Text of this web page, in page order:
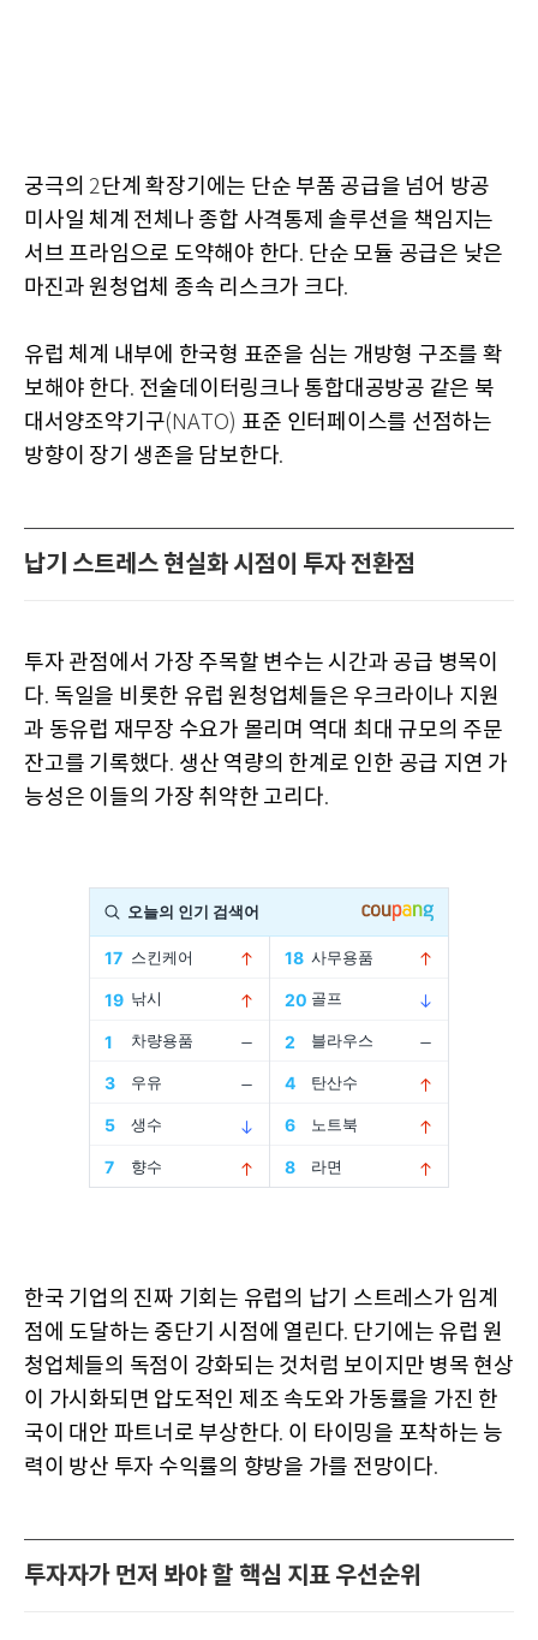
궁극의 2단계 확장기에는 단순 부품 공급을 넘어 방공
미사일 체계 전체나 종합 사격통제 솔루션을 책임지는
서브 프라임으로 도약해야 한다. 단순 모듈 공급은 낮은
마진과 원청업체 종속 리스크가 크다.
유럽 체계 내부에 한국형 표준을 심는 개방형 구조를 확
보해야 한다. 전술데이터링크나 통합대공방공 같은 북
대서양조약기구(NATO) 표준 인터페이스를 선점하는
방향이 장기 생존을 담보한다.
납기 스트레스 현실화 시점이 투자 전환점
투자 관점에서 가장 주목할 변수는 시간과 공급 병목이
다. 독일을 비롯한 유럽 원청업체들은 우크라이나 지원
과 동유럽 재무장 수요가 몰리며 역대 최대 규모의 주문
잔고를 기록했다. 생산 역량의 한계로 인한 공급 지연 가
능성은 이들의 가장 취약한 고리다.
한국 기업의 진짜 기회는 유럽의 납기 스트레스가 임계
점에 도달하는 중단기 시점에 열린다. 단기에는 유럽 원
청업체들의 독점이 강화되는 것처럼 보이지만 병목 현상
이 가시화되면 압도적인 제조 속도와 가동률을 가진 한
국이 대안 파트너로 부상한다. 이 타이밍을 포착하는 능
력이 방산 투자 수익률의 향방을 가를 전망이다.
투자자가 먼저 봐야 할 핵심 지표 우선순위